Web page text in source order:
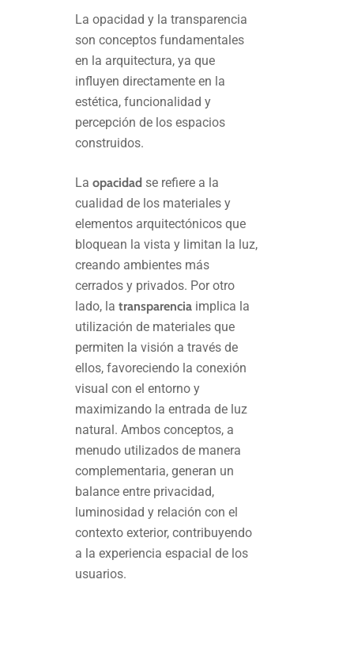
La opacidad y la transparencia
son conceptos fundamentales
en la arquitectura, ya que
influyen directamente en la
estética, funcionalidad y
percepción de los espacios
construidos.
Laopacidad se refiere a la
cualidad de los materiales y
elementos arquitectónicos que
bloquean la vista y limitan la luz,
creando ambientes más
cerrados y privados. Por otro
lado, latransparencia implica la
utilización de materiales que
permiten la visión a través de
ellos, favoreciendo la conexión
visual con el entorno y
maximizando la entrada de luz
natural. Ambos conceptos, a
menudo utilizados de manera
complementaria, generan un
balance entre privacidad,
luminosidad y relación con el
contexto exterior, contribuyendo
a la experiencia espacial de los
usuarios.